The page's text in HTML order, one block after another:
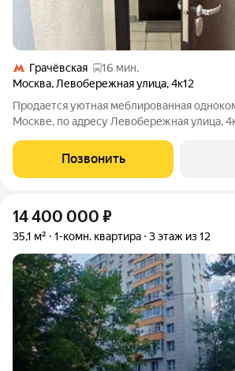
Грачёвская
16 мин.
Москва, Левобережная улица,4к12
Продается уютная меблированная
Москве, по адресу Левобережная улица,
11.6 кв. м. Квартира расположена на 12
панельного
Позвонить
14 400 000 ₽
35,1 м² 1-комн. квартира 3 этаж из 12